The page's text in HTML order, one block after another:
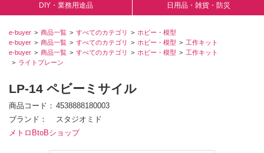
DIY・業務用途品 日用品・雑貨・防災
e-buyer 商品一覧 すべてのカテゴリ
ホビー・模型
e-buyer
商品一覧 すべてのカテゴリ ホビー・模型
工作キット
e-buyer
商品一覧 すべてのカテゴリ ホビー・模型
工作キット
ライトプレーン
LP-14 ペビーミサイル
商品コード
4538888180003
ブランド
スタジオミド
メトロBtoBショップ